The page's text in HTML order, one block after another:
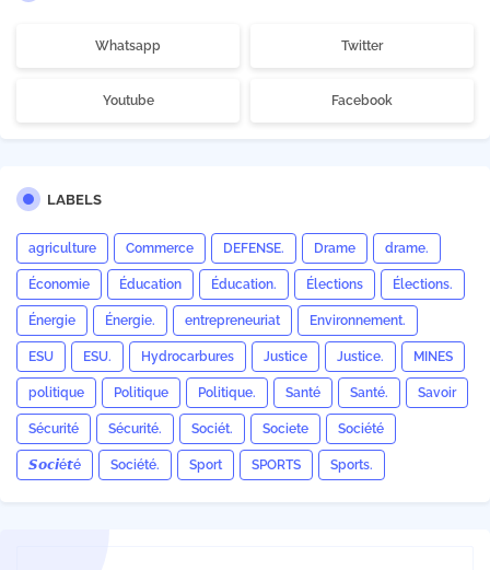
Whatsapp Twitter
Youtube Facebook
LABELS
agriculture Commerce DEFENSE. Drame drame.
Économie Éducation Éducation. Élections Élections.
Énergie Énergie. entrepreneuriat Environnement.
ESU ESU. Hydrocarbures Justice Justice. MINES
politique Politique Politique. Santé Santé. Savoir
Sécurité Sécurité. Sociét. Societe Société
𝙎𝙤𝙘𝙞é𝙩é Société. Sport SPORTS Sports.